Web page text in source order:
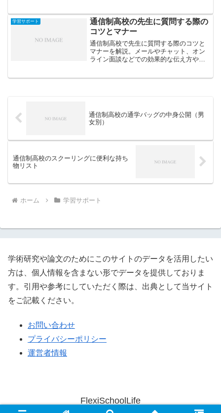
学習サポート
通信制高校の先生に質問する際の
コツとマナー
通信制高校で先生に質問する際のコツと
マナーを解説。メールやチャット、オン
ライン面談などでの効果的な伝え方や、
通信制高校の通学バッグの中身公開（男
女別）
通信制高校のスクーリングに便利な持ち
物リスト
ホーム 学習サポート
学術研究や論文のためにこのサイトのデータを活用したい
方は、個人情報を含まない形でデータを提供しておりま
す。引用や参考にしていただく際は、出典として当サイト
をご記載ください。
お問い合わせ
プライバシーポリシー
運営者情報
FlexiSchoolLife